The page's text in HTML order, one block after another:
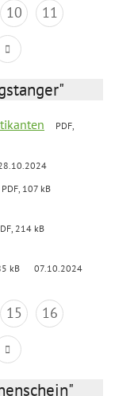
10
11
PDF,
PDF, 107 kB
214 kB
kB 07.10.2024
15
16